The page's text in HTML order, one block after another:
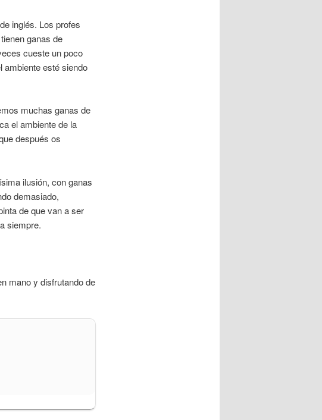
inglés. Los profes
ganas de
cueste un poco
ambiente esté siendo
muchas ganas de
el ambiente de la
después os
ilusión, con ganas
demasiado,
de que van a ser
siempre.
mano y disfrutando de